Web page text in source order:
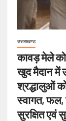
उत्तराखण्ड
कावड़ मेले
खुद मैदान में
श्रद्धालुओं
स्वागत, फल,
सुरक्षित एवं